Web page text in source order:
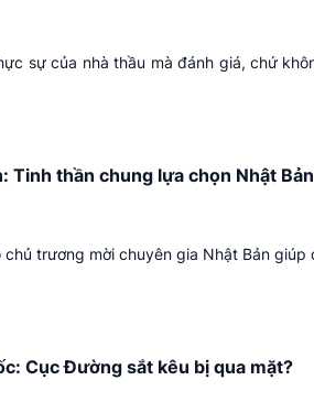
sự của nhà thầu mà đánh giá, chứ
Tinh thần chung lựa chọn Nhật Bản
trương mời chuyên gia Nhật Bản
Cục Đường sắt kêu bị qua mặt?